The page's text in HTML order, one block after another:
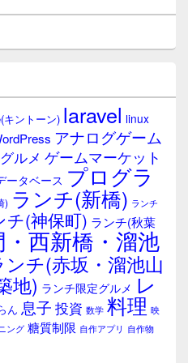
キントーン) laravel linux
アナログゲーム
グルメ ゲームマーケット
ータベース プログラ
) ランチ(新橋) ランチ
チ(神保町) ランチ(秋葉
西新橋・溜池
ンチ(赤坂・溜池山
地) ランチ限定グルメ レ
ん 息子 投資 数学 料理 映
ング 糖質制限 自作アプリ 自作物